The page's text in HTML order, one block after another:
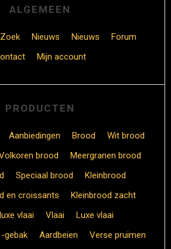
ALGEMEEN
Zoek Nieuws Nieuws
Forum
Mijn account
PRODUCTEN
Aanbiedingen Brood
Wit brood
brood
Meergranen brood
Speciaal brood
Kleinbrood
en croissants
Kleinbrood zacht
vlaai
Vlaai
Luxe vlaai
gebak
Aardbeien
Verse pruimen